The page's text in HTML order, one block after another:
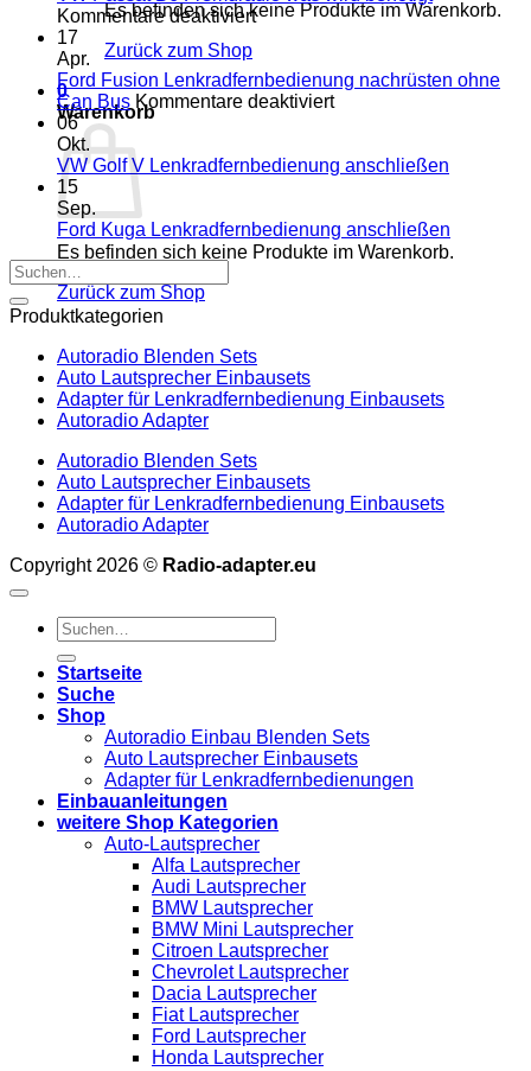
Es befinden sich keine Produkte im Warenkorb.
Zurück zum Shop
0
Warenkorb
Es befinden sich keine Produkte im Warenkorb.
Zurück zum Shop
3er
E91
Radio
Tausch
1
oder
Kommentare deaktiviertfür
B6
Fremdradio
benötigt
17
Apr.
Ford Fusion Lenkradfernbedienung nachrüsten ohne
Can Bus Kommentare deaktiviertfür
Lenkradfernbedienung
Can
Bus
06
Okt.
VW Golf V Lenkradfernbedienung anschließen
VW
Golf
15
Sep.
Ford Kuga Lenkradfernbedienung anschließen
Suchen
nach:
Produktkategorien
Autoradio Blenden Sets
Auto Lautsprecher Einbausets
Adapter für Lenkradfernbedienung Einbausets
Autoradio Adapter
Autoradio Blenden Sets
Auto Lautsprecher Einbausets
Adapter für Lenkradfernbedienung Einbausets
Autoradio Adapter
Copyright 2026 © Radio-adapter.eu
Suchen
nach:
Startseite
Suche
Shop
Autoradio Einbau Blenden Sets
Auto Lautsprecher Einbausets
Adapter für Lenkradfernbedienungen
Einbauanleitungen
weitere Shop Kategorien
Auto-Lautsprecher
Alfa Lautsprecher
Audi Lautsprecher
BMW Lautsprecher
BMW Mini Lautsprecher
Citroen Lautsprecher
Chevrolet Lautsprecher
Dacia Lautsprecher
Fiat Lautsprecher
Ford Lautsprecher
Honda Lautsprecher